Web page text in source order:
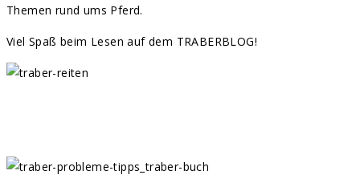
Themen rund ums Pferd.
Viel Spaß beim Lesen auf dem TRABERBLOG!